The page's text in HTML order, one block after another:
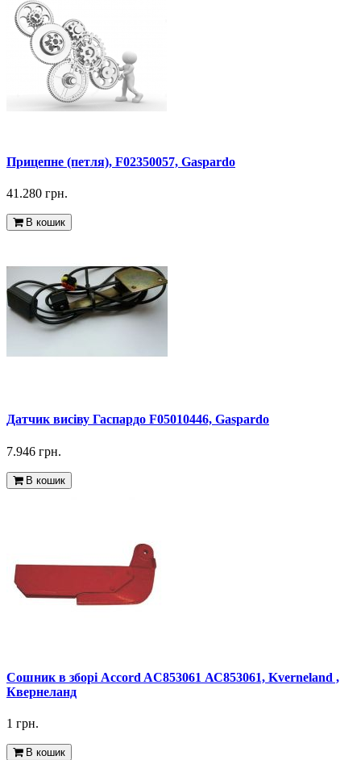
Прицепне (петля), F02350057, Gaspardo
41.280 грн.
В кошик
Датчик висіву Гаспардо F05010446, Gaspardo
7.946 грн.
В кошик
Сошник в зборі Accord AC853061 АС853061, Kverneland ,
Квернеланд
1 грн.
В кошик